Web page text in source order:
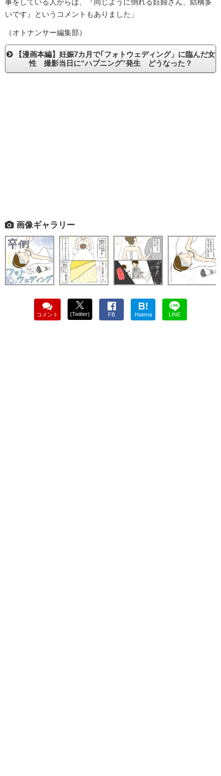
事をしている人からは、『同じように倒れる妊婦さん、結構多
いです』というコメントもありました」
（オトナンサー編集部）
【漫画本編】妊娠7カ月で｢フォトウェディング」に臨んだ女
性 撮影当日に“ハプニング”発生 どうなった？
画像ギャラリー
コメント (Twitter) FB
B!
Hatena LINE